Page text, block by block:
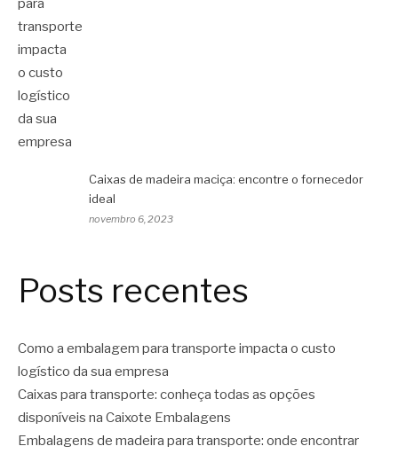
Caixas de madeira maciça: encontre o fornecedor
ideal
novembro 6, 2023
Posts recentes
Como a embalagem para transporte impacta o custo
logístico da sua empresa
Caixas para transporte: conheça todas as opções
disponíveis na Caixote Embalagens
Embalagens de madeira para transporte: onde encontrar